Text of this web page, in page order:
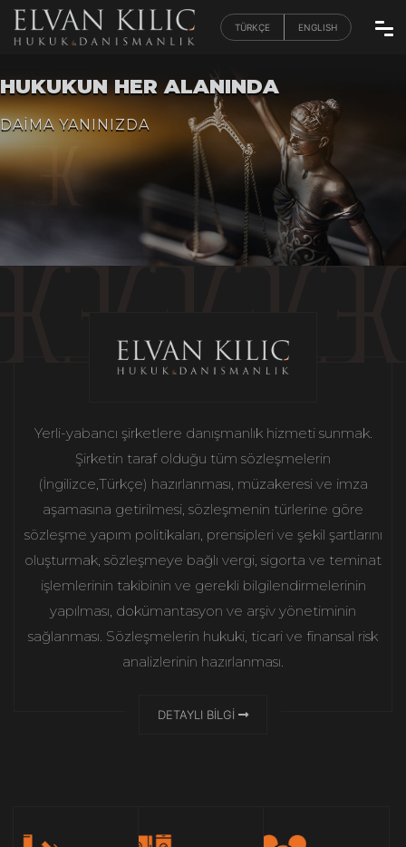
TÜRKÇE ENGLISH
HUKUKUN HER ALANINDA
DAİMA YANINIZDA
Yerli-yabancı şirketlere danışmanlık hizmeti sunmak.
Şirketin taraf olduğu tüm sözleşmelerin
(İngilizce,Türkçe) hazırlanması, müzakeresi ve imza
aşamasına getirilmesi, sözleşmenin türlerine göre
sözleşme yapım politikaları, prensipleri ve şekil şartlarını
oluşturmak, sözleşmeye bağlı vergi, sigorta ve teminat
işlemlerinin takibinin ve gerekli bilgilendirmelerinin
yapılması, dokümantasyon ve arşiv yönetiminin
sağlanması. Sözleşmelerin hukuki, ticari ve finansal risk
analizlerinin hazırlanması.
DETAYLI BİLGİ